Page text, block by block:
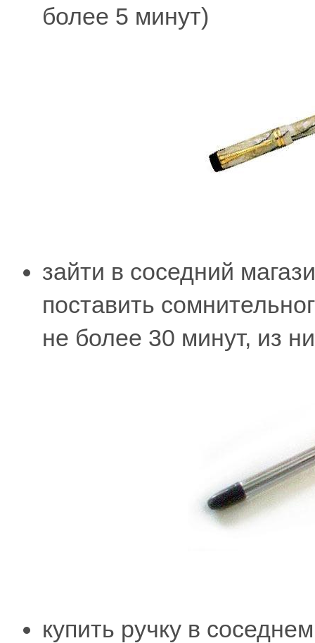
более 5 минут)
зайти в соседний
поставить
не более 30 минут, из
купить ручку в